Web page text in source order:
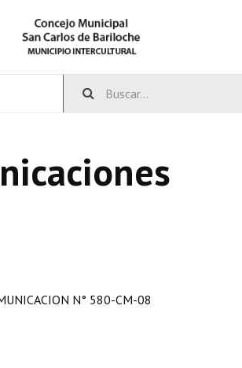
N° 580-CM-08